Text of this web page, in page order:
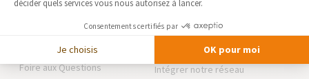
Partenaires
Trouver une agence
Devenir franchisé
Foire aux Questions
NOS PARTENAIRES
La Maison des Architectes
Expert Bricolage
Intégrer notre réseau
décider quels services vous nous autorisez à lancer.
Consentements certifiés par
Je choisis OK pour moi